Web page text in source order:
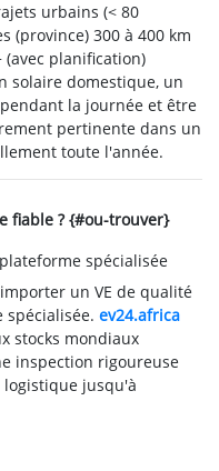
urbains (< 80
(province) 300 à 400 km
(avec planification)
solaire domestique, un
la journée et être
pertinente dans un
toute l'année.
fiable ? {#ou-trouver}
spécialisée
un VE de qualité
spécialisée. ev24.africa
stocks mondiaux
inspection rigoureuse
jusqu'à